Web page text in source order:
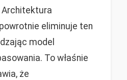
Architektura
eliminuje ten
model
To właśnie
że